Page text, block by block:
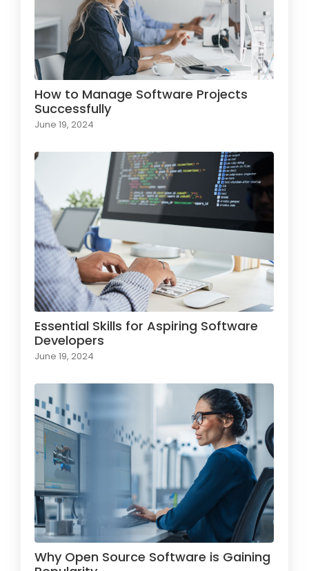
How to Manage Software Projects
Successfully
June 19, 2024
Essential Skills for Aspiring Software
Developers
June 19, 2024
Why Open Source Software is Gaining